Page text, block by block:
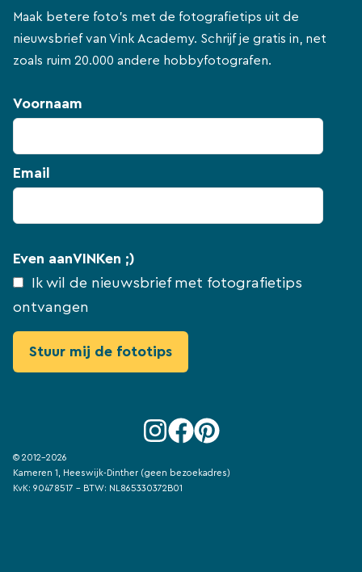
Maak betere foto's met de fotografietips uit de
nieuwsbrief van Vink Academy. Schrijf je gratis in, net
zoals ruim 20.000 andere hobbyfotografen.
Voornaam
Email
Even aanVINKen ;)
Ik wil de nieuwsbrief met fotografietips
ontvangen
© 2012-2026
Kameren 1, Heeswijk-Dinther (geen bezoekadres)
KvK: 90478517 - BTW: NL865330372B01